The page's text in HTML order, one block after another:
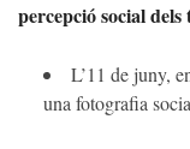
percepció social
L’11 de juny,
una fotografia